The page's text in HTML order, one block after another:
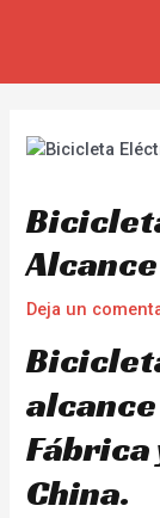
Deja un
Fábrica
China.